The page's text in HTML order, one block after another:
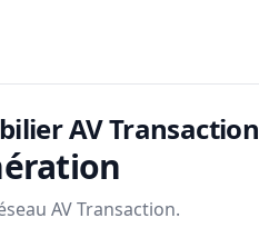
AV Transaction
AV Transaction.